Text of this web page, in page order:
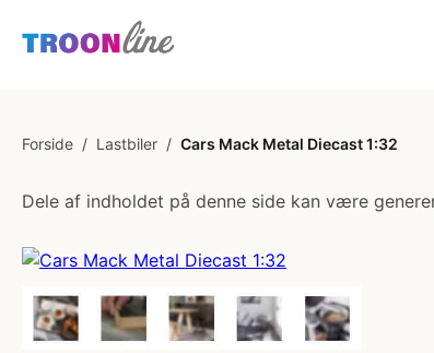
Forside / Lastbiler / Cars Mack Metal Diecast 1:32
Dele af indholdet på denne side kan være